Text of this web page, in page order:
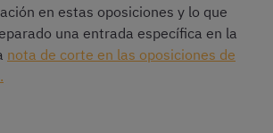
en estas oposiciones y lo que
una entrada específica en la
nota de corte en las oposiciones de